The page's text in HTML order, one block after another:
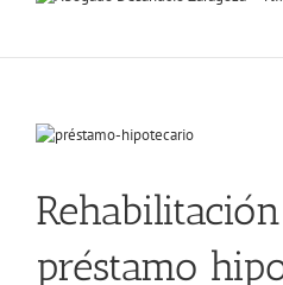
View
préstamo